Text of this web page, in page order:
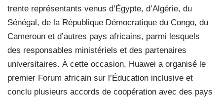
trente représentants venus d’Égypte, d’Algérie, du
Sénégal, de la République Démocratique du Congo, du
Cameroun et d’autres pays africains, parmi lesquels
des responsables ministériels et des partenaires
universitaires. À cette occasion, Huawei a organisé le
premier Forum africain sur l’Éducation inclusive et
conclu plusieurs accords de coopération avec des pays